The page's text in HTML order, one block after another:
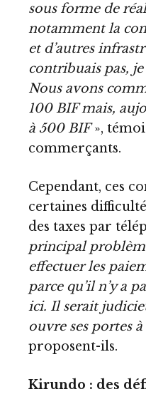
sous forme de
notamment la
et d’autres
contribuais pas,
Nous avons
100 BIF mais,
à 500 BIF»,
commerçants.
Cependant, ces
certaines
des taxes par
principal
effectuer les
parce qu’il n’y a
ici. Il serait
ouvre ses portes
proposent-ils.
Kirundo : des